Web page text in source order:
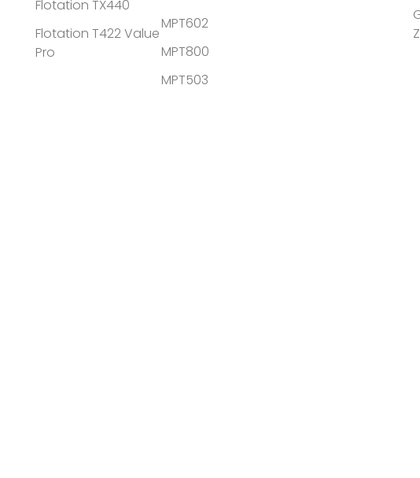
Flotation TX440
Flotation T422 Value
Pro
MPT602
MPT800
MPT503